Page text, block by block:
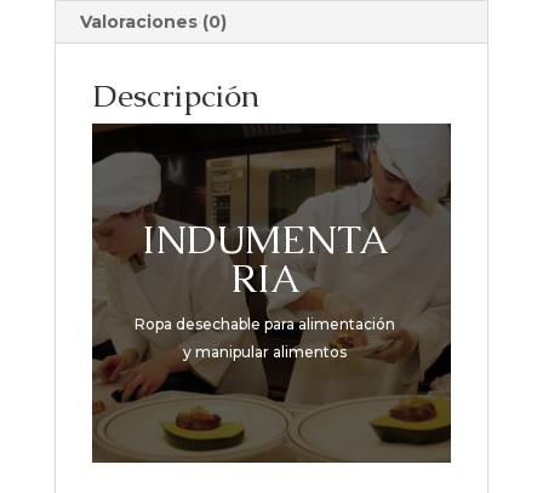
Valoraciones (0)
Descripción
INDUMENTA
RIA
Ropa desechable para alimentación
y manipular alimentos